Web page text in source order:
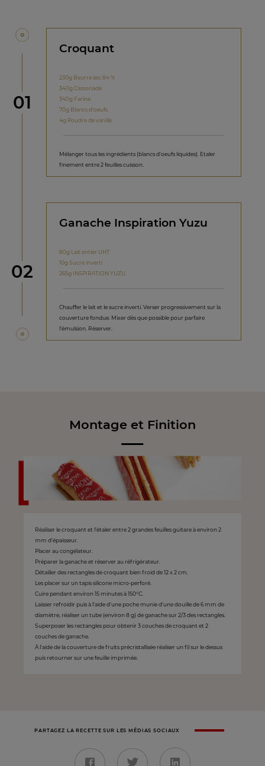
étape
01
Croquant
230g Beurre sec 84 %
340g Cassonade
340g Farine
70g Blancs d'oeufs
4g Poudre de vanille
Mélanger tous les ingrédients (blancs d'oeufs liquides). Etaler
finement entre 2 feuilles cuisson.
étape
02
Ganache Inspiration Yuzu
80g Lait entier UHT
10g Sucre inverti
265g INSPIRATION YUZU
Chauffer le lait et le sucre inverti. Verser progressivement sur la
couverture fondue. Mixer dès que possible pour parfaire
l'émulsion. Réserver.
Montage et Finition
Réaliser le croquant et l'étaler entre 2 grandes feuilles guitare à environ 2
mm d'épaisseur.
Placer au congélateur.
Préparer la ganache et réserver au réfrigérateur.
Détailler des rectangles de croquant bien froid de 12 x 2 cm.
Les placer sur un tapis silicone micro-perforé.
Cuire pendant environ 15 minutes à 150°C.
Laisser refroidir puis à l'aide d'une poche munie d'une douille de 6 mm de
diamètre, réaliser un tube (environ 8 g) de ganache sur 2/3 des rectangles.
Superposer les rectangles pour obtenir 3 couches de croquant et 2
couches de ganache.
À l'aide de la couverture de fruits précristallisée réaliser un fil sur le dessus
puis retourner sur une feuille imprimée.
PARTAGEZ LA RECETTE SUR LES MÉDIAS SOCIAUX